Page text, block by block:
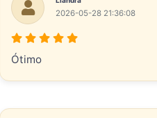
2026-05-28 21:36:08
Ótimo